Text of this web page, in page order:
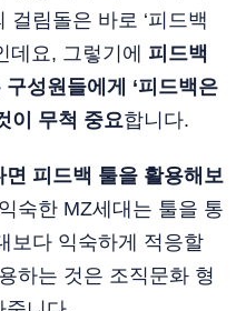
걸림돌은 바로 ‘피드백
데요, 그렇기에 피드백
성원들에게 ‘피드백은
이 무척 중요합니다.
피드백 툴을 활용해보
숙한 MZ세대는 툴을 통
보다 익숙하게 적응할
하는 것은 조직문화 형